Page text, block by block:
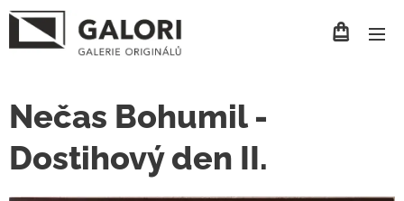
Nečas Bohumil -
Dostihový den II.